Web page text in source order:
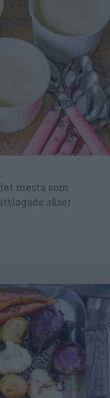
mesta som
såser